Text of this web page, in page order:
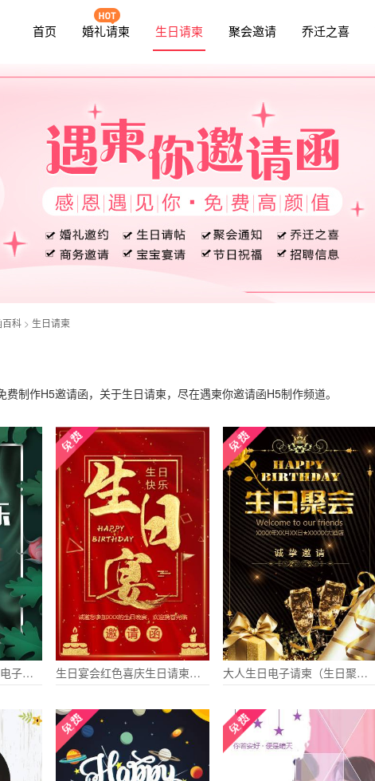
首页 婚礼请柬 生日请柬 聚会邀请 乔迁之喜
百科 > 生日请柬
制作H5邀请函，关于生日请柬，尽在遇柬你邀请函H5制作频道。
母亲生日快乐生日请柬电子请柬 生日宴会红色喜庆生日请柬电子请柬 大人生日电子请柬（生日聚会尊贵版）